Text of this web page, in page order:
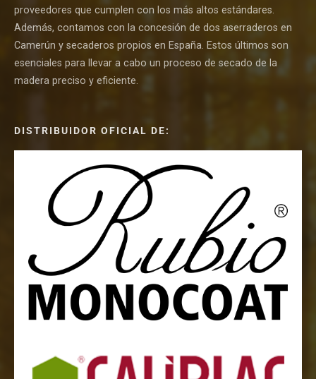
proveedores que cumplen con los más altos estándares.
Además, contamos con la concesión de dos aserraderos en
Camerún y secaderos propios en España. Estos últimos son
esenciales para llevar a cabo un proceso de secado de la
madera preciso y eficiente.
DISTRIBUIDOR OFICIAL DE: